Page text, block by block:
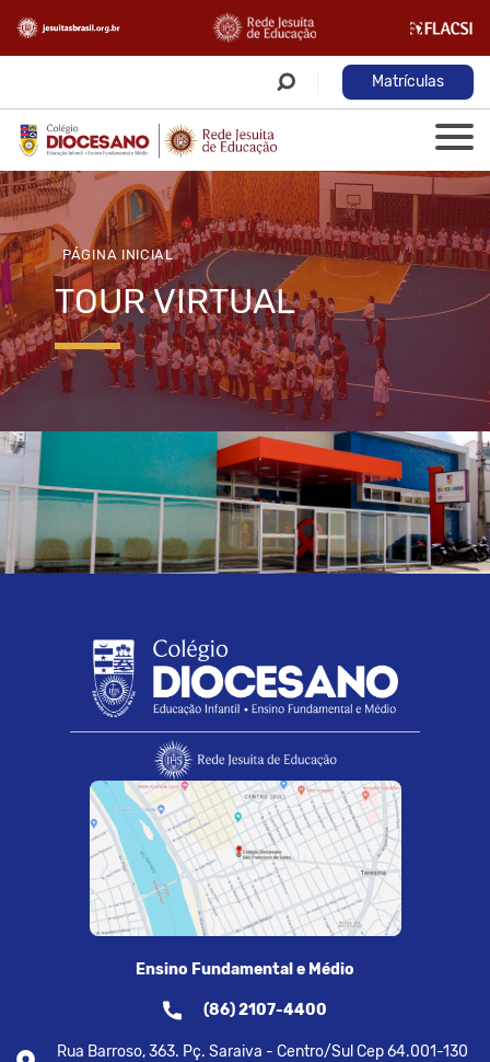
Matrículas
PÁGINA INICIAL
TOUR VIRTUAL
Ensino Fundamental e Médio
(86) 2107-4400
Rua Barroso, 363. Pç. Saraiva - Centro/Sul Cep 64.001-130